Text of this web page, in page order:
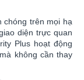
chóng trên mọi hạ
diện trực quan
Plus hoạt động
không cần thay